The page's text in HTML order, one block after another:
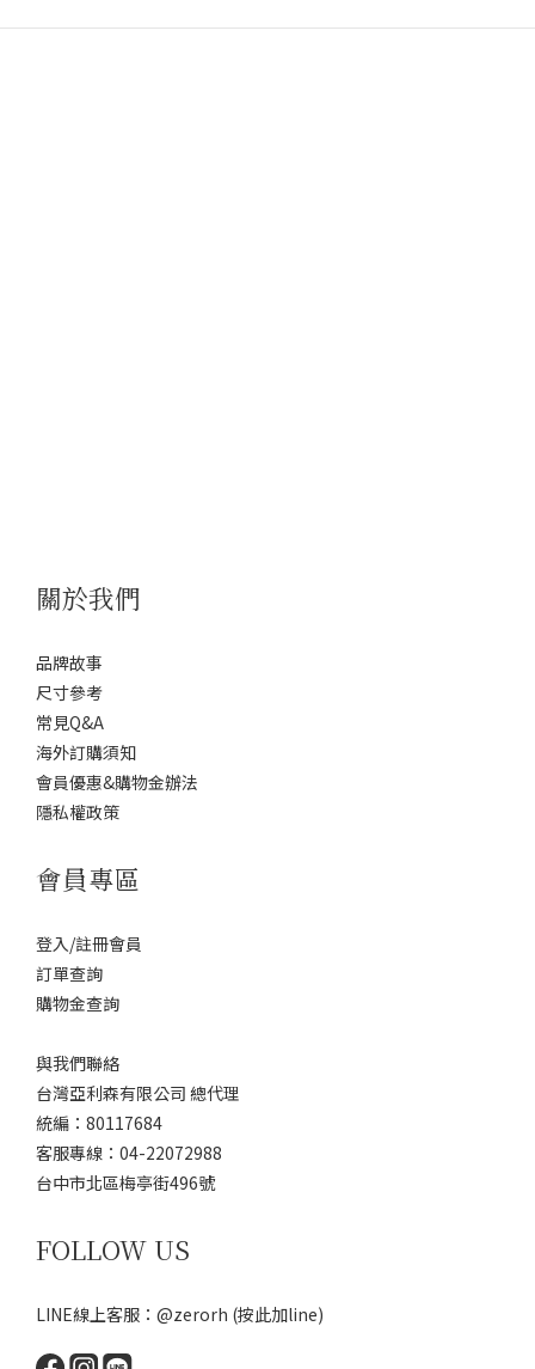
關於我們
品牌故事
尺寸參考
常見Q&A
海外訂購須知
會員優惠&購物金辦法
隱私權政策
會員專區
登入/註冊會員
訂單查詢
購物金查詢
與我們聯絡
台灣亞利森有限公司 總代理
統編：80117684
客服專線：04-22072988
台中市北區梅亭街496號
FOLLOW US
LINE線上客服：@zerorh (按此加line)